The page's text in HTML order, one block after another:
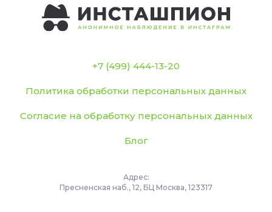
+7 (499) 444-13-20
Политика обработки персональных данных
Согласие на обработку персональных данных
Блог
Адрес:
Пресненская наб., 12, БЦ Москва, 123317